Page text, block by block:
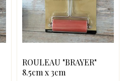
ROULEAU "BRAYER"
8.5cm x 3cm